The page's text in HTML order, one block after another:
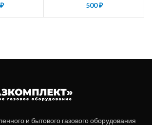
₽ 500₽
и бытового газового оборудования